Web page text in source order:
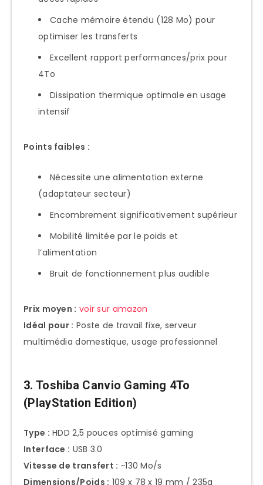
Cache mémoire étendu (128 Mo) pour
optimiser les transferts
Excellent rapport performances/prix pour
4To
Dissipation thermique optimale en usage
intensif
Points faibles :
Nécessite une alimentation externe
(adaptateur secteur)
Encombrement significativement supérieur
Mobilité limitée par le poids et
l’alimentation
Bruit de fonctionnement plus audible
Prix moyen : voir sur amazon
Idéal pour : Poste de travail fixe, serveur
multimédia domestique, usage professionnel
3. Toshiba Canvio Gaming 4To
(PlayStation Edition)
Type : HDD 2,5 pouces optimisé gaming
Interface : USB 3.0
Vitesse de transfert : ~130 Mo/s
Dimensions/Poids : 109 x 78 x 19 mm / 235g